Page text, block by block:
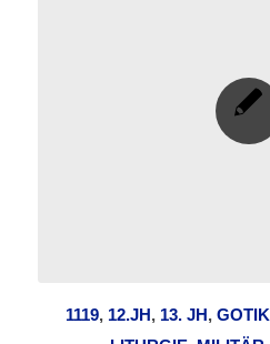
1119, 12.JH, 13. JH, GOTIK